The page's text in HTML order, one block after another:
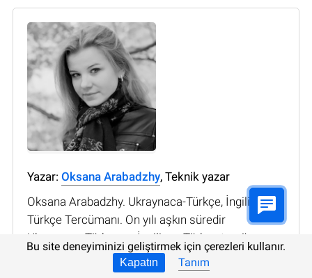
Yazar: Oksana Arabadzhy, Teknik yazar
Oksana Arabadzhy. Ukraynaca-Türkçe, İngilizce-
Türkçe Tercümanı. On yılı aşkın süredir
Ukraynaca-Türkçe ve İngilizce-Türkçe tercüman
olarak çalışıyor. BT tercüme alanında en az 5 yıllık
deneyime sahip. Hem yazılı hem de sözlü çeviri
Bu site deneyiminizi geliştirmek için çerezleri kullanır.
Kapatın Tanım